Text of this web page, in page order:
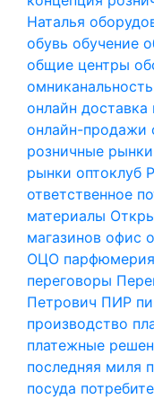
Наталья
обувь обучение
общие центры
омниканальность
онлайн доставка
онлайн-продажи
розничные рынки
рынки оптоклуб
ответственное
материалы
магазинов офис
ОЦО
переговоры
Петрович ПИР
производство
платежные
последняя миля
посуда